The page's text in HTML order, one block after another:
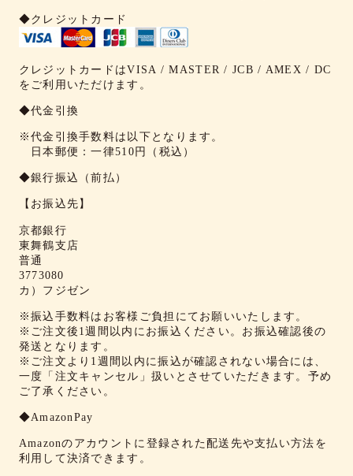
◆クレジットカード
クレジットカードはVISA / MASTER / JCB / AMEX / DC
をご利用いただけます。
◆代金引換
※代金引換手数料は以下となります。
日本郵便：一律510円（税込）
◆銀行振込（前払）
【お振込先】
京都銀行
東舞鶴支店
普通
3773080
カ）フジゼン
※振込手数料はお客様ご負担にてお願いいたします。
※ご注文後1週間以内にお振込ください。お振込確認後の
発送となります。
※ご注文より1週間以内に振込が確認されない場合には、
一度「注文キャンセル」扱いとさせていただきます。予め
ご了承ください。
◆AmazonPay
Amazonのアカウントに登録された配送先や支払い方法を
利用して決済できます。